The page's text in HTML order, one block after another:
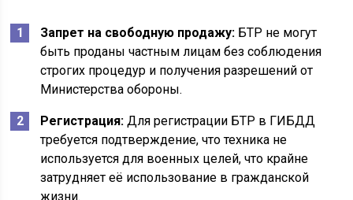
Запрет на свободную продажу: БТР не могут
быть проданы частным лицам без соблюдения
строгих процедур и получения разрешений от
Министерства обороны.
Регистрация: Для регистрации БТР в ГИБДД
требуется подтверждение, что техника не
используется для военных целей, что крайне
затрудняет её использование в гражданской
жизни.